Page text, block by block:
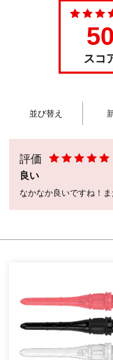
50
スコ
並び替え
評価
良い
なかなか良いですね！